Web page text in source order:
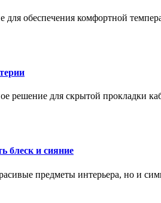
обеспечения комфортной
решение для скрытой прокладки
блеск и сияние
предметы интерьера, но и